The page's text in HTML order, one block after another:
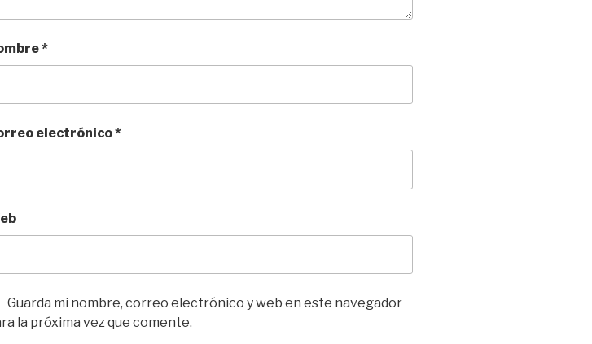
*
electrónico*
Guarda mi nombre, correo electrónico y web en este navegador
la próxima vez que comente.